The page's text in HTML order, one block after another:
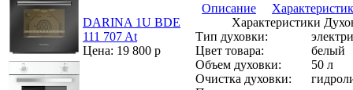
DARINA 1U BDE
111 707 At
Цена: 19 800 р
Описание
Характеристики
Тип духовки:
Цвет товара:
белый
Объем духовки:
50 л
Очистка духовки: